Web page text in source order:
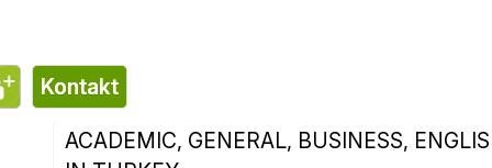
تماس
تجاری، انگلیسی، ترکی، برای خارجیان در ترکیه